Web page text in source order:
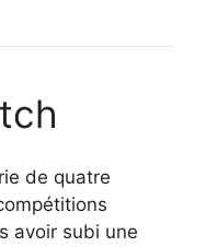
de quatre
avoir subi une